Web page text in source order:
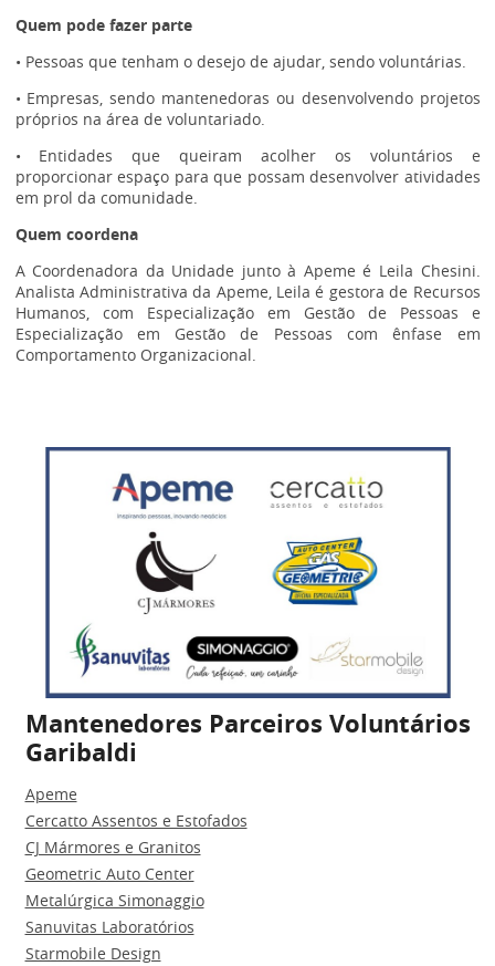
Quem pode fazer parte
• Pessoas que tenham o desejo de ajudar, sendo voluntárias.
• Empresas, sendo mantenedoras ou desenvolvendo projetos
próprios na área de voluntariado.
• Entidades que queiram acolher os voluntários e
proporcionar espaço para que possam desenvolver atividades
em prol da comunidade.
Quem coordena
A Coordenadora da Unidade junto à Apeme é Leila Chesini.
Analista Administrativa da Apeme, Leila é gestora de Recursos
Humanos, com Especialização em Gestão de Pessoas e
Especialização em Gestão de Pessoas com ênfase em
Comportamento Organizacional.
Mantenedores Parceiros Voluntários
Garibaldi
Apeme
Cercatto Assentos e Estofados
CJ Mármores e Granitos
Geometric Auto Center
Metalúrgica Simonaggio
Sanuvitas Laboratórios
Starmobile Design